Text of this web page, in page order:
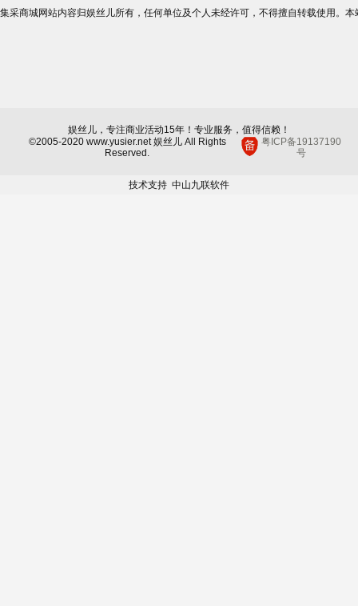
集采商城网站内容归娱丝儿所有，任何单位及个人未经许可，不得擅自转载使用。
娱丝儿，专注商业活动15年！专业服务，值得信赖！
©2005-2020 www.yusier.net 娱丝儿 All Rights
Reserved.
粤ICP备19137190
号
技术支持 中山九联软件